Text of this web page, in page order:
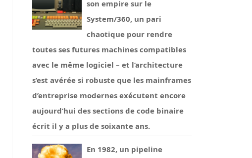
son empire sur le
System/360, un pari
chaotique pour rendre
toutes ses futures machines compatibles
avec le même logiciel – et l’architecture
s’est avérée si robuste que les mainframes
d’entreprise modernes exécutent encore
aujourd’hui des sections de code binaire
écrit il y a plus de soixante ans.
En 1982, un pipeline